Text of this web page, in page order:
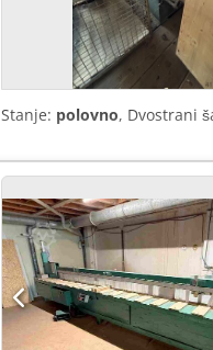
Stanje: polovno, Dvostrani